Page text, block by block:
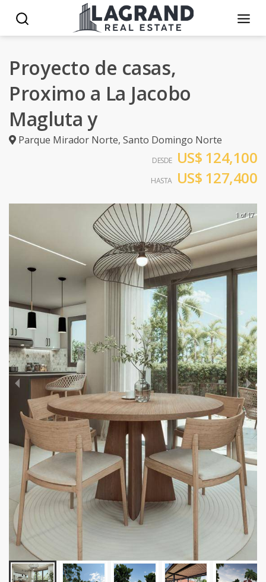
Proyecto de casas,
Proximo a La Jacobo
Magluta y
Parque Mirador Norte, Santo Domingo Norte
DESDE US$ 124,100
HASTA US$ 127,400
1 of 17